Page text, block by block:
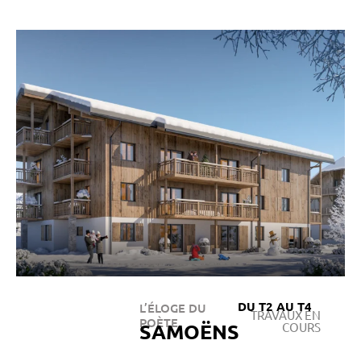
L’ÉLOGE DU
POÈTE
SAMOËNS
DU T2 AU T4
TRAVAUX EN
COURS